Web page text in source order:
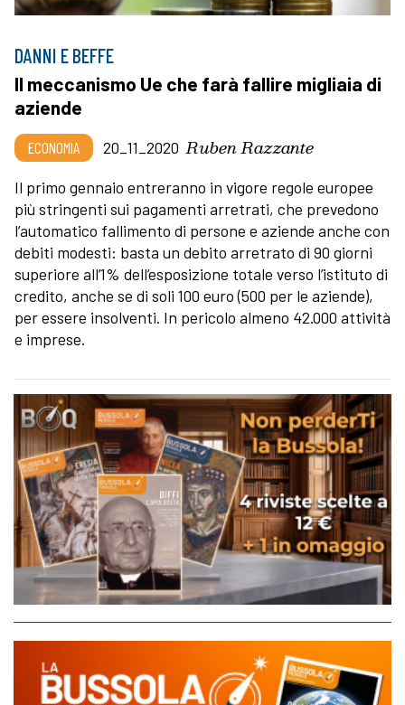
DANNI E BEFFE
Il meccanismo Ue che farà fallire migliaia di
aziende
ECONOMIA 20_11_2020 Ruben Razzante
Il primo gennaio entreranno in vigore regole europee
più stringenti sui pagamenti arretrati, che prevedono
l’automatico fallimento di persone e aziende anche con
debiti modesti: basta un debito arretrato di 90 giorni
superiore all’1% dell’esposizione totale verso l’istituto di
credito, anche se di soli 100 euro (500 per le aziende),
per essere insolventi. In pericolo almeno 42.000 attività
e imprese.